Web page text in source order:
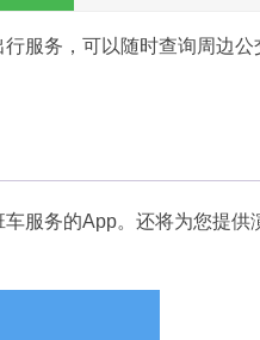
服务，可以随时查询周边
服务的App。还将为您提供